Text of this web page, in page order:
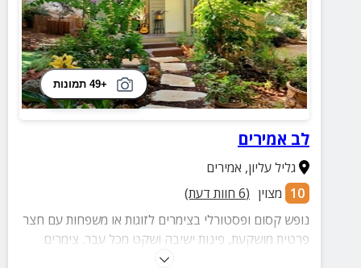
+49 תמונות
לב אמירים
גליל עליון, אמירים
10 מצוין (
6 חוות דעת)
נופש קסום ופסטורלי בצימרים לזוגות או משפחות עם חצר
פרטית מושקעת, פינות ישיבה ושקט מכל עבר. צימרים
מאובזרים בכל הנדרש, בקרבה לנקודת תצפית מרהיבה,